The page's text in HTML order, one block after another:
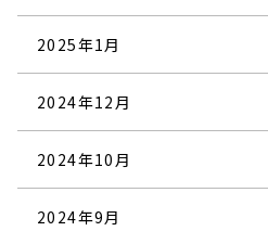
2025年1月
2024年12月
2024年10月
2024年9月